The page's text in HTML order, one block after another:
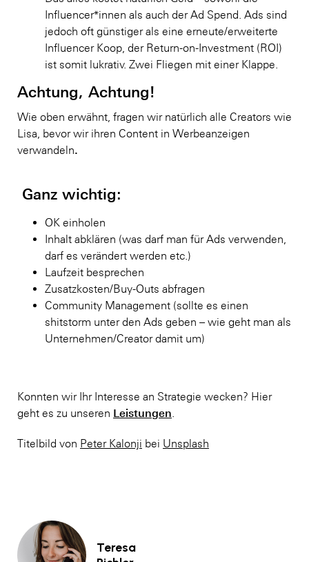
Influencer*innen als auch der Ad Spend. Ads sind
jedoch oft günstiger als eine erneute/erweiterte
Influencer Koop, der Return-on-Investment (ROI)
ist somit lukrativ. Zwei Fliegen mit einer Klappe.
Achtung, Achtung!
Wie oben erwähnt, fragen wir natürlich alle Creators wie
Lisa, bevor wir ihren Content in Werbeanzeigen
verwandeln.
Ganz wichtig:
OK einholen
Inhalt abklären (was darf man für Ads verwenden,
darf es verändert werden etc.)
Laufzeit besprechen
Zusatzkosten/Buy-Outs abfragen
Community Management (sollte es einen
shitstorm unter den Ads geben – wie geht man als
Unternehmen/Creator damit um)
Konnten wir Ihr Interesse an Strategie wecken? Hier
geht es zu unseren Leistungen
Titelbild von Peter Kalonji bei Unsplash
Teresa